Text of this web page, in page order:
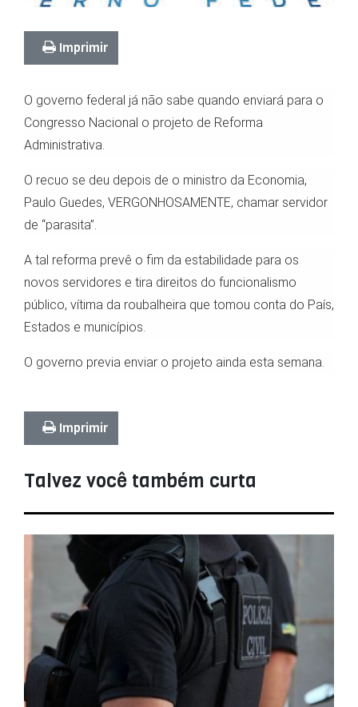
Imprimir
O governo federal já não sabe quando enviará para o
Congresso Nacional o projeto de Reforma
Administrativa.
O recuo se deu depois de o ministro da Economia,
Paulo Guedes, VERGONHOSAMENTE, chamar servidor
de “parasita”.
A tal reforma prevê o fim da estabilidade para os
novos servidores e tira direitos do funcionalismo
público, vítima da roubalheira que tomou conta do País,
Estados e municípios.
O governo previa enviar o projeto ainda esta semana.
Imprimir
Talvez você também curta